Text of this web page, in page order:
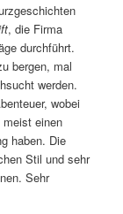
, die Firma
durchführt.
bergen, mal
werden.
wobei
einen
haben. Die
Stil und sehr
Sehr